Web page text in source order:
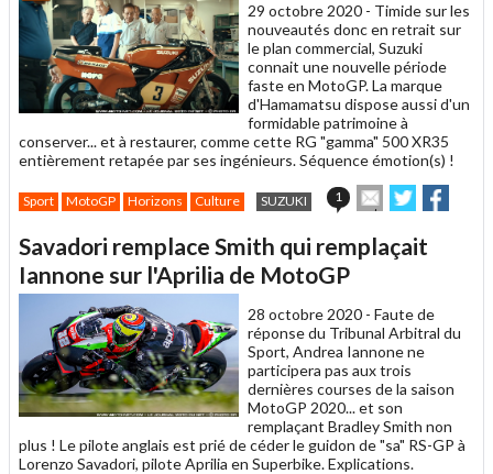
29 octobre 2020 - Timide sur les
nouveautés donc en retrait sur
le plan commercial, Suzuki
connait une nouvelle période
faste en MotoGP. La marque
d'Hamamatsu dispose aussi d'un
formidable patrimoine à
conserver... et à restaurer, comme cette RG "gamma" 500 XR35
entièrement retapée par ses ingénieurs. Séquence émotion(s) !
Sport MotoGP Horizons Culture SUZUKI 1
Envoyer
cet
à
Partager
sur sur
Savadori remplace Smith qui remplaçait
Iannone sur l'Aprilia de MotoGP
28 octobre 2020 - Faute de
réponse du Tribunal Arbitral du
Sport, Andrea Iannone ne
participera pas aux trois
dernières courses de la saison
MotoGP 2020... et son
remplaçant Bradley Smith non
plus ! Le pilote anglais est prié de céder le guidon de "sa" RS-GP à
Lorenzo Savadori, pilote Aprilia en Superbike. Explications.